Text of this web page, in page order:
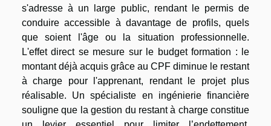
s'adresse à un large public, rendant le permis de
conduire accessible à davantage de profils, quels
que soient l'âge ou la situation professionnelle.
L'effet direct se mesure sur le budget formation : le
montant déjà acquis grâce au CPF diminue le restant
à charge pour l'apprenant, rendant le projet plus
réalisable. Un spécialiste en ingénierie financière
souligne que la gestion du restant à charge constitue